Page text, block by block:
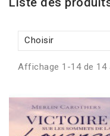
Choisir
Affichage 1-14 de 14